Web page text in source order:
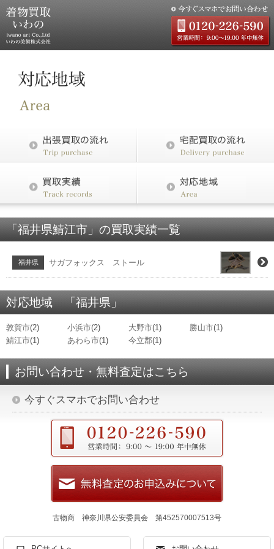
「福井県鯖江市」の買取実績一覧
福井県 サガフォックス ストール
対応地域 「福井県」
敦賀市(2) 小浜市(2) 大野市(1) 勝山市(1)
鯖江市(1) あわら市(1) 今立郡(1)
お問い合わせ・無料査定はこちら
今すぐスマホでお問い合わせ
古物商 神奈川県公安委員会 第452570007513号